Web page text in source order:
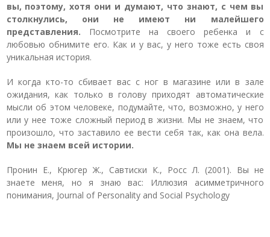
вы, поэтому, хотя они и думают, что знают, с чем вы
столкнулись, они не имеют ни малейшего
представления. Посмотрите на своего ребенка и с
любовью обнимите его. Как и у вас, у него тоже есть своя
уникальная история.
И когда кто-то сбивает вас с ног в магазине или в зале
ожидания, как только в голову приходят автоматические
мысли об этом человеке, подумайте, что, возможно, у него
или у нее тоже сложный период в жизни. Мы не знаем, что
произошло, что заставило ее вести себя так, как она вела.
Мы не знаем всей истории.
Пронин Е., Крюгер Ж., Савтиски К., Росс Л. (2001). Вы не
знаете меня, но я знаю вас: Иллюзия асимметричного
понимания, Journal of Personality and Social Psychology